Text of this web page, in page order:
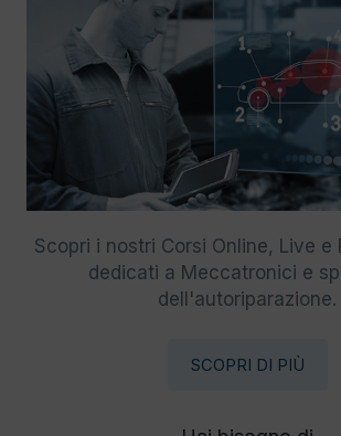
Scopri i nostri Corsi Online, Live e
dedicati a Meccatronici e
dell'autoriparazione.
SCOPRI DI PIÙ